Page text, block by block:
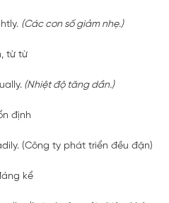
(Các con số giảm nhẹ.)
từ từ
(Nhiệt độ tăng dần.)
định
(Công ty phát triển đều đặn)
kể